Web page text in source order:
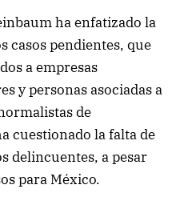
ha enfatizado la
casos pendientes, que
a empresas
y personas asociadas a
de
cuestionado la falta de
delincuentes, a pesar
para México.